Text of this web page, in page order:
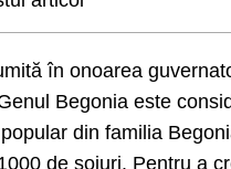
în onoarea
Begonia este
din familia
de soiuri. Pentru a